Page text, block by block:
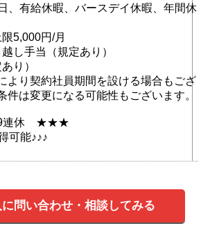
、有給休暇、バースデイ休暇、年間休
5,000円/月
し手当（規定あり）
り）
より契約社員期間を設ける場合もござ
件は変更になる可能性もございます。
連休 ★★★
可能♪♪♪
問い合わせ・相談してみる